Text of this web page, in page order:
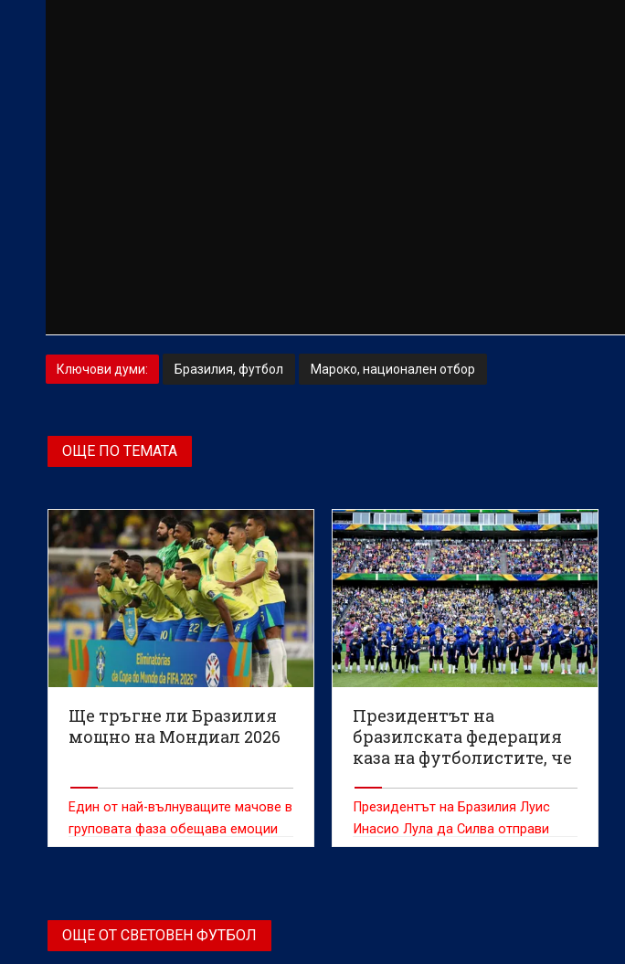
Ключови думи: Бразилия, футбол Мароко, национален отбор
ОЩЕ ПО ТЕМАТА
Ще тръгне ли Бразилия
мощно на Мондиал 2026
Един от най-вълнуващите мачове в
груповата фаза обещава емоции
Президентът на
бразилската федерация
каза на футболистите, че
Президентът на Бразилия Луис
Инасио Лула да Силва отправи
мотивираща и емоционална реч
ОЩЕ ОТ СВЕТОВЕН ФУТБОЛ